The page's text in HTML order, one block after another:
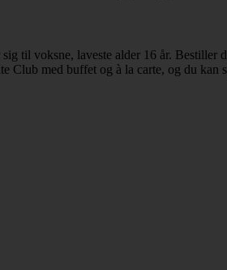
til voksne, laveste alder 16 år.
Club med buffet og à la carte, og du